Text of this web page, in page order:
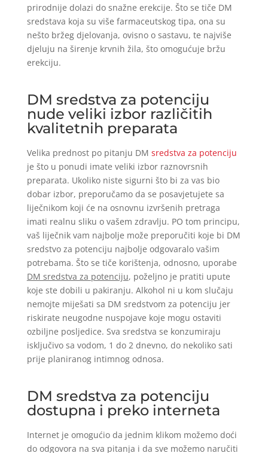
prirodnije dolazi do snažne erekcije. Što se tiče DM
sredstava koja su više farmaceutskog tipa, ona su
nešto bržeg djelovanja, ovisno o sastavu, te najviše
djeluju na širenje krvnih žila, što omogućuje bržu
erekciju.
DM sredstva za potenciju
nude veliki izbor različitih
kvalitetnih preparata
Velika prednost po pitanju DM sredstva za potenciju
je što u ponudi imate veliki izbor raznovrsnih
preparata. Ukoliko niste sigurni što bi za vas bio
dobar izbor, preporučamo da se posavjetujete sa
liječnikom koji će na osnovnu izvršenih pretraga
imati realnu sliku o vašem zdravlju. PO tom principu,
vaš liječnik vam najbolje može preporučiti koje bi DM
sredstvo za potenciju najbolje odgovaralo vašim
potrebama. Što se tiče korištenja, odnosno, uporabe
DM sredstva za potenciju, poželjno je pratiti upute
koje ste dobili u pakiranju. Alkohol ni u kom slučaju
nemojte miješati sa DM sredstvom za potenciju jer
riskirate neugodne nuspojave koje mogu ostaviti
ozbiljne posljedice. Sva sredstva se konzumiraju
isključivo sa vodom, 1 do 2 dnevno, do nekoliko sati
prije planiranog intimnog odnosa.
DM sredstva za potenciju
dostupna i preko interneta
Internet je omogućio da jednim klikom možemo doći
do odgovora na sva pitanja i da sve možemo naručiti